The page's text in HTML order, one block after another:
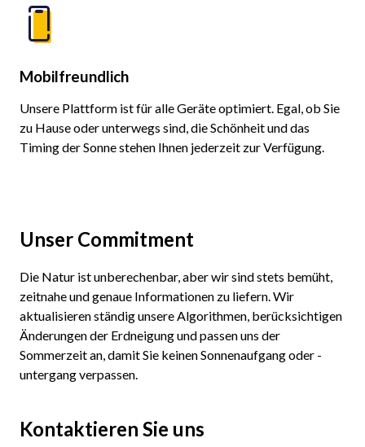
Mobilfreundlich
Unsere Plattform ist für alle Geräte optimiert. Egal, ob Sie
zu Hause oder unterwegs sind, die Schönheit und das
Timing der Sonne stehen Ihnen jederzeit zur Verfügung.
Unser Commitment
Die Natur ist unberechenbar, aber wir sind stets bemüht,
zeitnahe und genaue Informationen zu liefern. Wir
aktualisieren ständig unsere Algorithmen, berücksichtigen
Änderungen der Erdneigung und passen uns der
Sommerzeit an, damit Sie keinen Sonnenaufgang oder -
untergang verpassen.
Kontaktieren Sie uns